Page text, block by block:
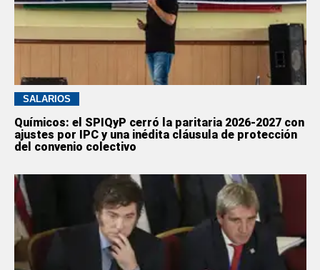
SALARIOS
Químicos: el SPIQyP cerró la paritaria 2026-2027 con
ajustes por IPC y una inédita cláusula de protección
del convenio colectivo